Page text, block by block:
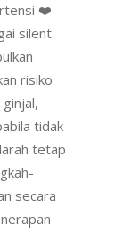
❤️
silent
risiko
tidak
tetap
secara